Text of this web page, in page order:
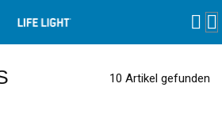
10 Artikel gefunden